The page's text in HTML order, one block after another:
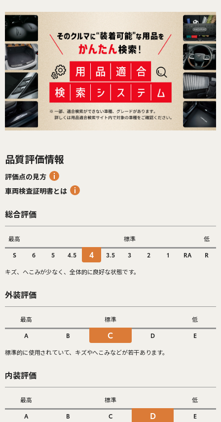
品質評価情報
評価点の見方
車両検査証明書とは
総合評価
最高 標準 低
S 6 5 4.5 4 3.5 3 2 1 RA R
キズ、へこみが少なく、全体的に良好な状態です。
外装評価
最高 標準 低
A B C D E
標準的に使用されていて、キズやへこみなどが若干あります。
内装評価
最高 標準 低
A B C D E